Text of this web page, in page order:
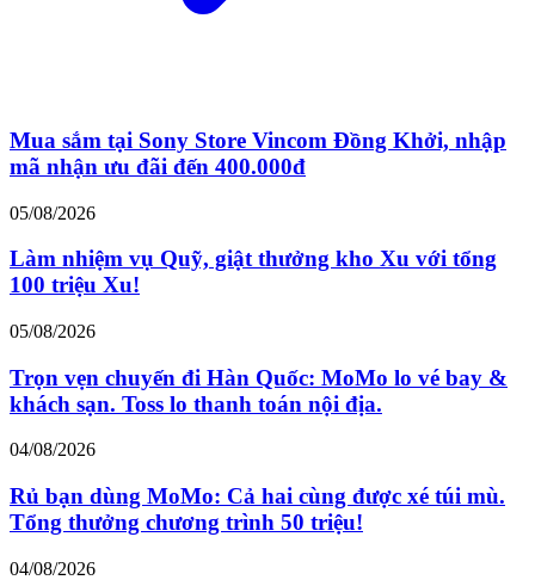
Mua sắm tại Sony Store Vincom Đồng Khởi, nhập
mã nhận ưu đãi đến 400.000đ
05/08/2026
Làm nhiệm vụ Quỹ, giật thưởng kho Xu với tổng
100 triệu Xu!
05/08/2026
Trọn vẹn chuyến đi Hàn Quốc: MoMo lo vé bay &
khách sạn. Toss lo thanh toán nội địa.
04/08/2026
Rủ bạn dùng MoMo: Cả hai cùng được xé túi mù.
Tổng thưởng chương trình 50 triệu!
04/08/2026